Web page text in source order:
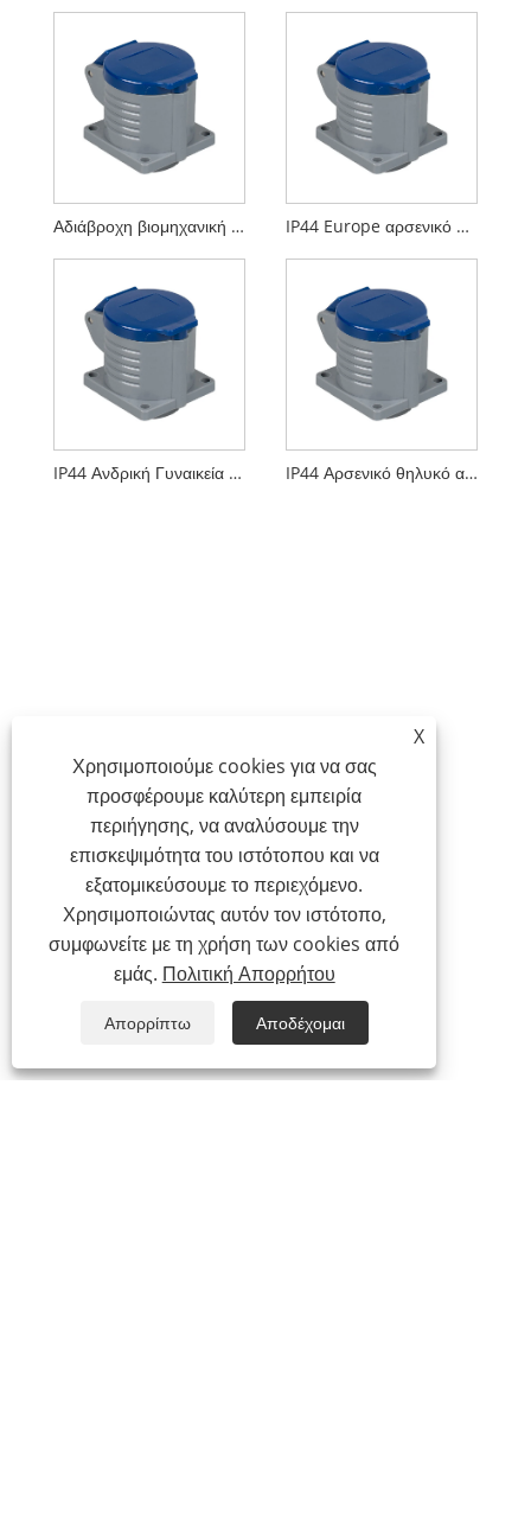
Αδιάβροχη βιομηχανική πρίζα IP44 Europe IP44 Europe αρσενικό αδιάβροχο βιομηχανικό βύσμα
IP44 Ανδρική Γυναικεία Αδιάβροχη Βιομηχανική Πρίζα IP44 Αρσενικό θηλυκό αδιάβροχο βιομηχανικό βύσμα
X
Χρησιμοποιούμε cookies για να σας
προσφέρουμε καλύτερη εμπειρία
περιήγησης, να αναλύσουμε την
επισκεψιμότητα του ιστότοπου και να
εξατομικεύσουμε το περιεχόμενο.
Χρησιμοποιώντας αυτόν τον ιστότοπο,
συμφωνείτε με τη χρήση των cookies από
εμάς. Πολιτική Απορρήτου
Απορρίπτω Αποδέχομαι